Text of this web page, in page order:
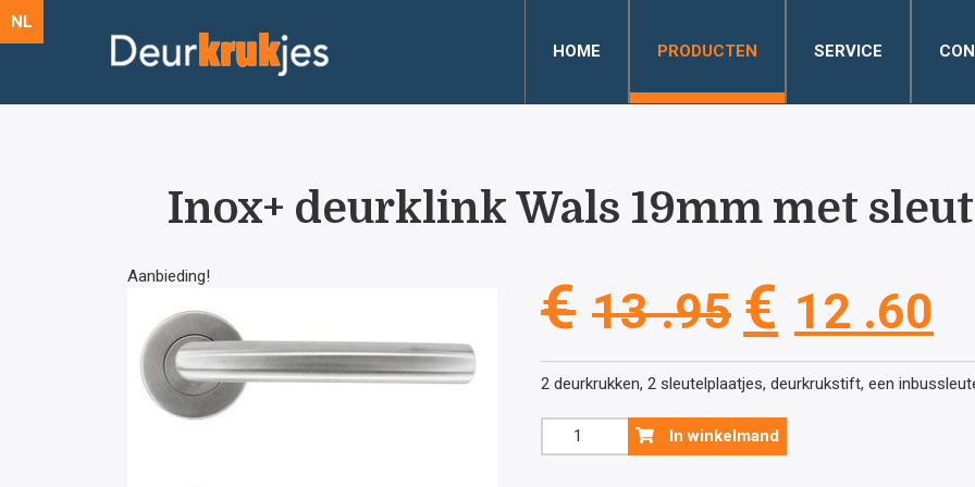
NL
HOME
PRODUCTEN SERVICE
Inox+ deurklink Wals 19mm met
Aanbieding! € 13 .95
prijs
was:
€ 12 .60
2 deurkrukken, 2 sleutelplaatjes, deurkrukstift, een
Inox+
deurklink
In winkelmand